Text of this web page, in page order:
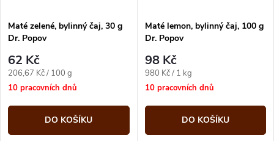
Maté zelené, bylinný čaj, 30 g
Dr. Popov
62 Kč
Měrná
cena:
206,67 Kč / 100 g
10 pracovních dnů
DO KOŠÍKU
Maté lemon, bylinný čaj, 100 g
Dr. Popov
98 Kč
Měrná
cena:
980 Kč / 1 kg
10 pracovních dnů
DO KOŠÍKU